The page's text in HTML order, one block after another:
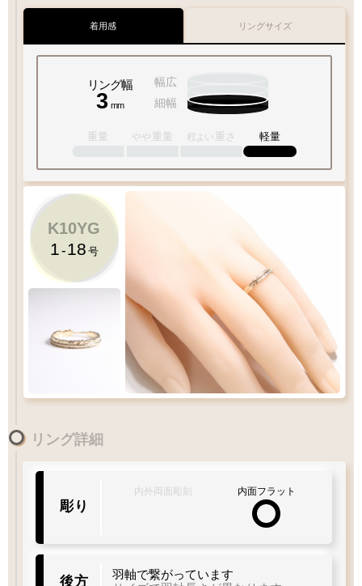
着用感
リング幅
3 mm
幅広
細幅
重量 やや 重量 程よい 重さ 軽量
K10YG
1-18 号
リングサイズ
1-18
Q&A リングサイズガイド
15号
リング詳細
彫り
内外両面彫刻 内面フラット
後方
羽軸で繋がっています